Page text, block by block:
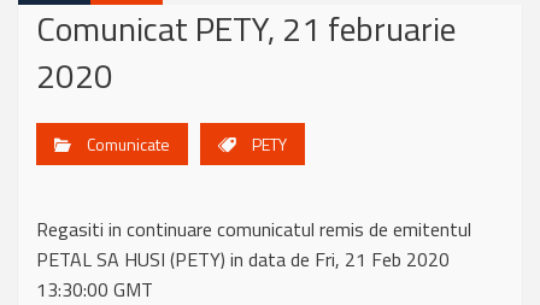
Comunicat PETY, 21 februarie
2020
Comunicate PETY
Regasiti in continuare comunicatul remis de emitentul
PETAL SA HUSI (PETY) in data de Fri, 21 Feb 2020
13:30:00 GMT